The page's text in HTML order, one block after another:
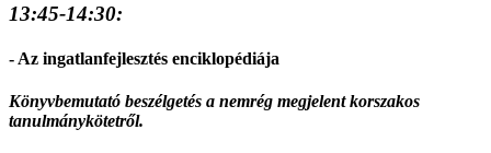
13:45-14:30:
- Az ingatlanfejlesztés enciklopédiája
Könyvbemutató beszélgetés a nemrég megjelent korszakos
tanulmánykötetről.